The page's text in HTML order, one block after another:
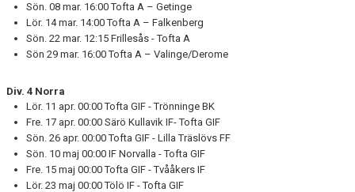
Sön. 08 mar. 16:00 Tofta A – Getinge
Lör. 14 mar. 14:00 Tofta A – Falkenberg
Sön. 22 mar. 12:15 Frillesås - Tofta A
Sön 29 mar. 16:00 Tofta A – Valinge/Derome
Div. 4 Norra
Lör. 11 apr. 00:00 Tofta GIF - Trönninge BK
Fre. 17 apr. 00:00 Särö Kullavik IF- Tofta GIF
Sön. 26 apr. 00:00 Tofta GIF - Lilla Träslövs FF
Sön. 10 maj 00:00 IF Norvalla - Tofta GIF
Fre. 15 maj 00:00 Tofta GIF - Tvååkers IF
Lör. 23 maj 00:00 Tölö IF - Tofta GIF